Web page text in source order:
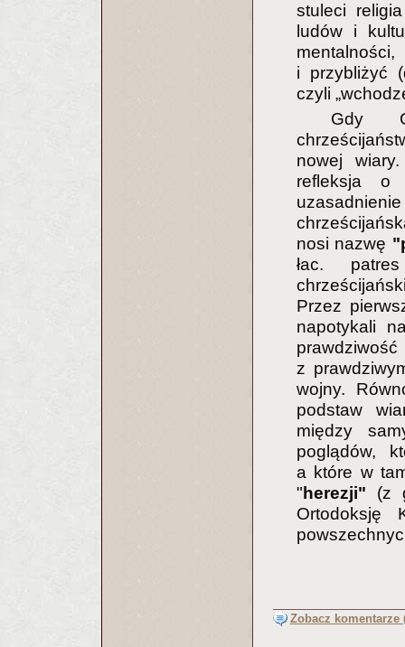
stuleci
ludów i
i przybliżyć
czyli
Gdy
nowej
refleksja o
nosi nazwę
łac.
Przez
napotykali
z
wojny.
podstaw
między
poglądów,
a które w
"herezji" (z
Ortodoksję
Zobacz komentarze